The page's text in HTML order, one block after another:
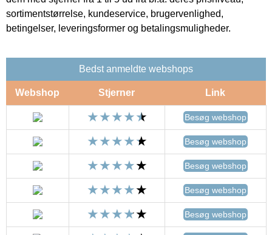
sortimentstørrelse, kundeservice, brugervenlighed,
betingelser, leveringsformer og betalingsmuligheder.
Bedst anmeldte webshops
Webshop Stjerner Link
Besøg webshop
Besøg webshop
Besøg webshop
Besøg webshop
Besøg webshop